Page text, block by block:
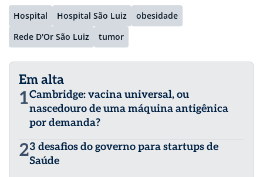
Hospital Hospital São Luiz
obesidade
Rede D'Or São Luiz
tumor
Em alta
1Cambridge: vacina universal, ou
nascedouro de uma máquina antigênica
por demanda?
23 desafios do governo para startups de
Saúde